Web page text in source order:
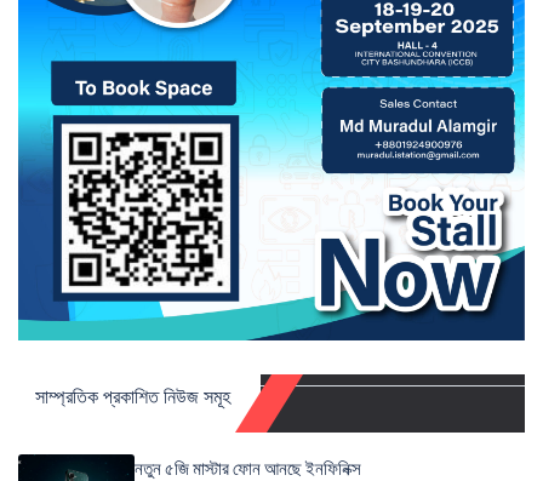
সাম্প্রতিক প্রকাশিত নিউজ সমূহ
নতুন ৫জি মাস্টার ফোন আনছে ইনফিনিক্স